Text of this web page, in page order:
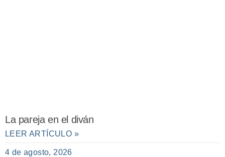
La pareja en el diván
LEER ARTÍCULO »
4 de agosto, 2026